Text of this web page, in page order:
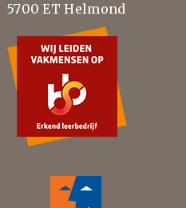
5700 ET Helmond